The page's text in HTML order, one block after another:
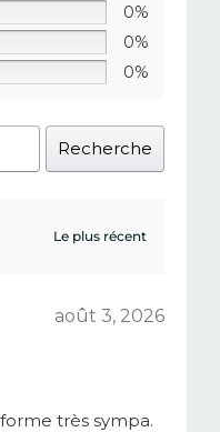
0%
0%
0%
Recherche
août 3, 2026
très sympa.